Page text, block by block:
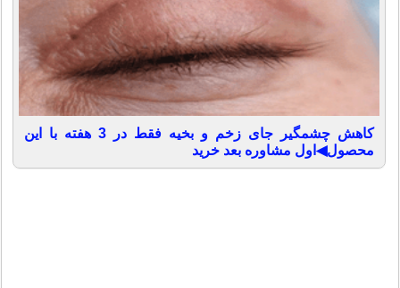
کاهش چشمگیر جای زخم و بخیه فقط در 3 هفته با این
محصول◀اول مشاوره بعد خرید